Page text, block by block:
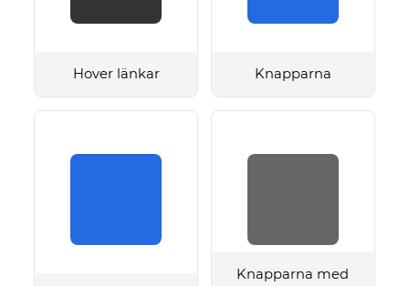
Hover länkar Knapparna
Knapparna med